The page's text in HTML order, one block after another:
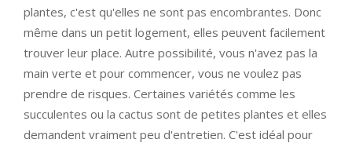
plantes, c'est qu'elles ne sont pas encombrantes. Donc
même dans un petit logement, elles peuvent facilement
trouver leur place. Autre possibilité, vous n'avez pas la
main verte et pour commencer, vous ne voulez pas
prendre de risques. Certaines variétés comme les
succulentes ou la cactus sont de petites plantes et elles
demandent vraiment peu d'entretien. C'est idéal pour